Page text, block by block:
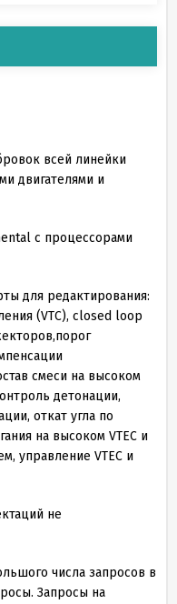
всей линейки
двигателями и
с процессорами
для редактирования:
(VTC), closed loop
смеси на высоком
детонации,
откат угла по
на высоком VTEC и
управление VTEC и
не
числа запросов в
Запросы на